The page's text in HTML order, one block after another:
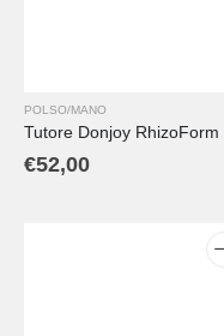
POLSO/MANO
Tutore Donjoy RhizoForm
€52,00